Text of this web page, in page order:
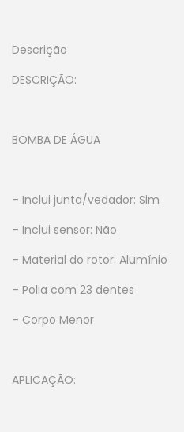
Descrição
DESCRIÇÃO:
BOMBA DE ÁGUA
– Inclui junta/vedador: Sim
– Inclui sensor: Não
– Material do rotor: Alumínio
– Polia com 23 dentes
– Corpo Menor
APLICAÇÃO: